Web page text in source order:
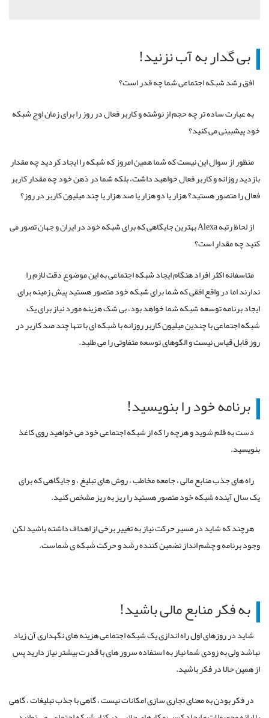
بی گدار به آب نزنید!
افق رشد شبکه اجتماعی شما چه قدر است؟
به عبارت ساده تر چه حجم از نوشته و کاربر فعال در روز را برای زمان اوج شبکه
خود پیشبینی می کنید؟
منظور از سوال این نیست که شما همین امروز که شبکه را ایجاد کردید چه مقدار
بازدید روزانه و کاربر فعال خواهید داشت، بلکه شما در ذهن خود چه مقدار کاربر
فعال را متصور هستید؟ هزار یا دو هزار یا صد هزار یا چند میلیون کاربر در روز؟
از لحاظ رتبه Alexa بهترین جایگاهی که برای شبکه خود در ایران و جهان تصور می
کنید چه مقدار است؟
متاسفانه اکثر افراد هنگام ایجاد شبکه اجتماعی به این موضوع دقت لازم را
ندارند اما در واقع افقی که شما برای شبکه خود متصور هستید پیش زمینه برای
ایجاد برنامه توسعه شبکه شما خواهد بود، بی شک هزینه مورد نیاز برای یک
شبکه اجتماعی با چندین میلیون کاربر روزانه با شبکه ای با تنها چند صد کاربر در
روز قابل قیاس نیست و الگوهای توسعه متفاوتی را می طلبد.
برنامه خود را بنویسید!
دست به قلم شوید و هرچه را که از شبکه اجتماعی خود می خواهید روی کاغذ
بنویسید.
راه های جذب منابع مالی ، جامعه مخاطب ، روش های تبلیغ ، و جایگاهی که برای
یک سال آینده شبکه خود متصور هستید را ریز به ریز مشخص کنید.
هرچند که شاید در مسیر حرکت نیاز به تغییر برخی از اهداف داشته باشید لکن
وجود برنامه و چشم انداز تضمین کننده رشد و حرکت شبکه ی شماست.
به فکر منابع مالی باشید!
شاید در روزهای اول راه اندازی یک شبکه اجتماعی هزینه های نگهداری آن زیاد
نباشد ولی به زودی شما نیاز به استفاده سرور های با قدرت بیشتر نیاز دارید پس
از همین حالا در فکر باشید.
در فکر بودن به معنای تجاری سازی امکانات نیست ، گاهی با جذب تبلیغات ، گاهی